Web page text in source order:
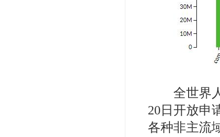
全世界人
20日开放申
各种非主流